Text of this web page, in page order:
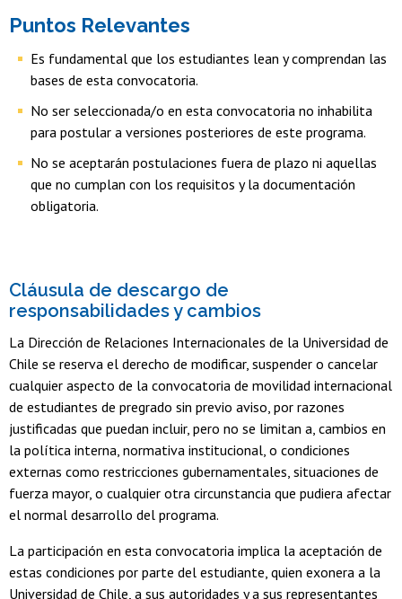
Puntos Relevantes
Es fundamental que los estudiantes lean y comprendan las
bases de esta convocatoria.
No ser seleccionada/o en esta convocatoria no inhabilita
para postular a versiones posteriores de este programa.
No se aceptarán postulaciones fuera de plazo ni aquellas
que no cumplan con los requisitos y la documentación
obligatoria.
Cláusula de descargo de
responsabilidades y cambios
La Dirección de Relaciones Internacionales de la Universidad de
Chile se reserva el derecho de modificar, suspender o cancelar
cualquier aspecto de la convocatoria de movilidad internacional
de estudiantes de pregrado sin previo aviso, por razones
justificadas que puedan incluir, pero no se limitan a, cambios en
la política interna, normativa institucional, o condiciones
externas como restricciones gubernamentales, situaciones de
fuerza mayor, o cualquier otra circunstancia que pudiera afectar
el normal desarrollo del programa.
La participación en esta convocatoria implica la aceptación de
estas condiciones por parte del estudiante, quien exonera a la
Universidad de Chile, a sus autoridades y a sus representantes